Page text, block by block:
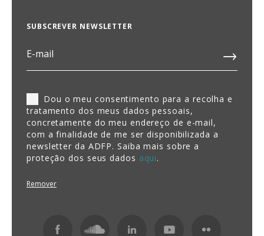
SUBSCREVER NEWSLETTER
Dou o meu consentimento para a recolha e
tratamento dos meus dados pessoais,
concretamente do meu endereço de e-mail,
com a finalidade de me ser disponibilizada a
newsletter da ADFP. Saiba mais sobre a
proteção dos seus dados aqui.
Remover